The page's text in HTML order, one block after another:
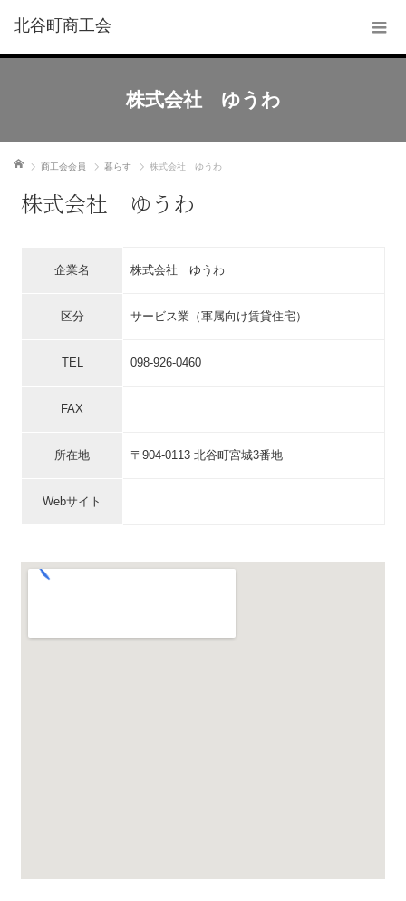
北谷町商工会
株式会社 ゆうわ
ホーム 商工会会員 暮らす 株式会社 ゆうわ
株式会社 ゆうわ
企業名 株式会社 ゆうわ
区分 サービス業（軍属向け賃貸住宅）
TEL 098-926-0460
FAX
所在地 〒904-0113 北谷町宮城3番地
Webサイト